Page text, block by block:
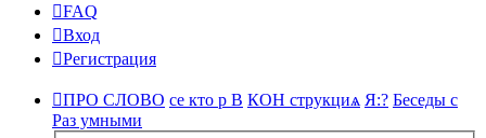
FAQ
Вход
Регистрация
ПРО СЛОВО се кто р В КОН струкциѧ Я:? Беседы с
Раз умными